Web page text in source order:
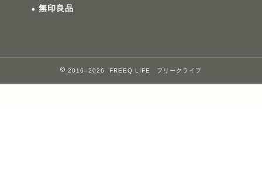
無印良品
2016–2026 FREEQ LIFE フリークライフ